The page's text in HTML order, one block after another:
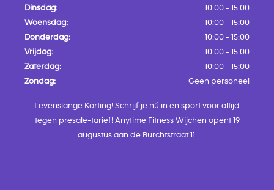
Dinsdag:
10:00 - 15:00
Woensdag:
10:00 - 15:00
Donderdag:
10:00 - 15:00
Vrijdag:
10:00 - 15:00
Zaterdag:
10:00 - 15:00
Zondag:
Geen personeel
Levenslange Korting! Schrijf je nú in en sport voor altijd
tegen presale-tarief! Anytime Fitness Wijchen opent 19
augustus aan de Burchtstraat 11.